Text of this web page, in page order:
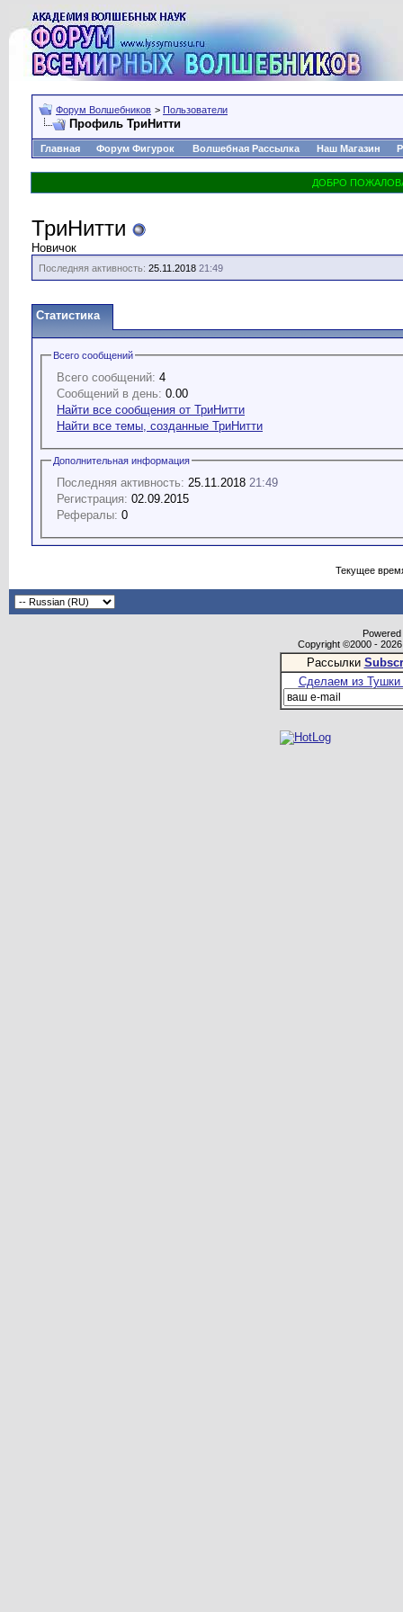
Форум Волшебников > Пользователи
Профиль ТриНитти
Главная Форум Фигурок Волшебная Рассылка Наш Магазин
ТриНитти
Новичок
Последняя активность: 25.11.2018 21:49
Статистика
Всего сообщений
Всего сообщений: 4
Сообщений в день: 0.00
Найти все сообщения от ТриНитти
Найти все темы, созданные ТриНитти
Дополнительная информация
Последняя активность: 25.11.2018 21:49
Регистрация: 02.09.2015
Рефералы: 0
Текущее
Copyright ©2000 -
Рассылки
Сделаем из Тушки